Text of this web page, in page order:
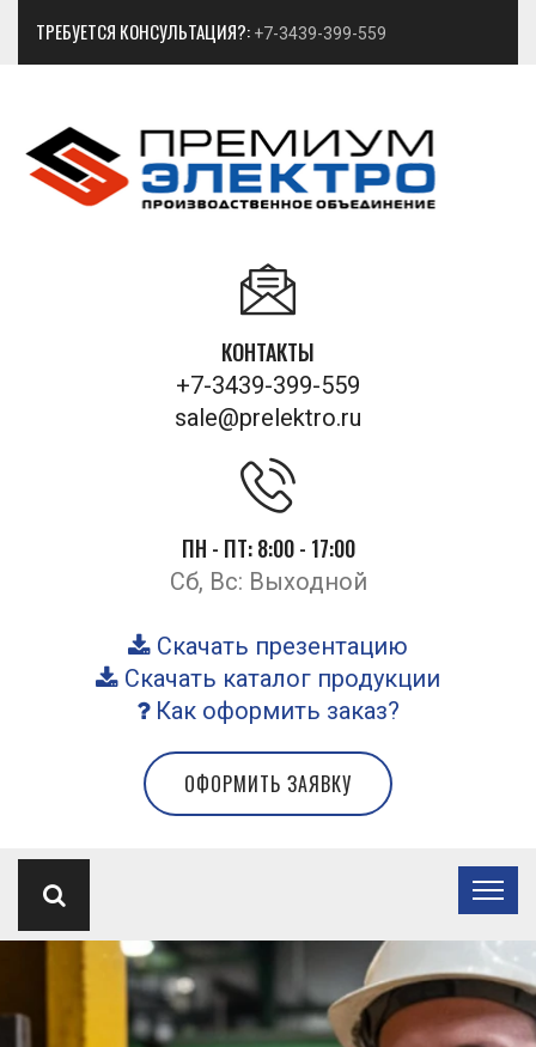
ТРЕБУЕТСЯ КОНСУЛЬТАЦИЯ?: +7-3439-399-559
КОНТАКТЫ
+7-3439-399-559
sale@prelektro.ru
ПН - ПТ: 8:00 - 17:00
Сб, Вс: Выходной
Скачать презентацию
Скачать каталог продукции
Как оформить заказ?
ОФОРМИТЬ ЗАЯВКУ